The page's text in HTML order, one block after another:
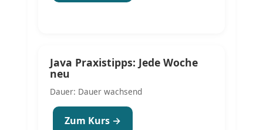
Java Praxistipps: Jede Woche
neu
Dauer: Dauer wachsend
Zum Kurs →